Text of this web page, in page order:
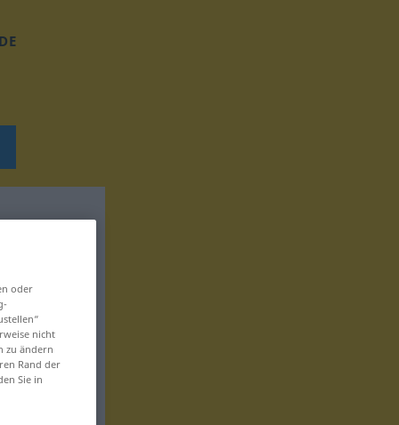
DE
oder
nicht
zu ändern
Rand der
Sie in